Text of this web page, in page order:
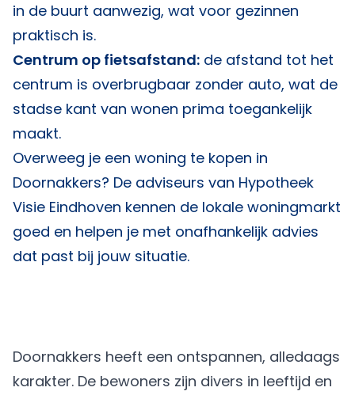
in de buurt aanwezig, wat voor gezinnen
praktisch is.
Centrum op fietsafstand: de afstand tot het
centrum is overbrugbaar zonder auto, wat de
stadse kant van wonen prima toegankelijk
maakt.
Overweeg je een woning te kopen in
Doornakkers? De adviseurs van Hypotheek
Visie Eindhoven kennen de lokale woningmarkt
goed en helpen je met onafhankelijk advies
dat past bij jouw situatie.
Doornakkers heeft een ontspannen, alledaags
karakter. De bewoners zijn divers in leeftijd en